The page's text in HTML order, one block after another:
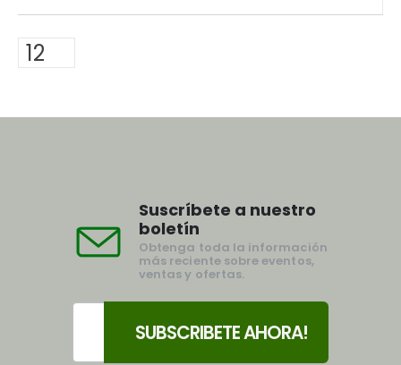
Suscríbete a nuestro
boletín
Obtenga toda la información
más reciente sobre eventos,
ventas y ofertas.